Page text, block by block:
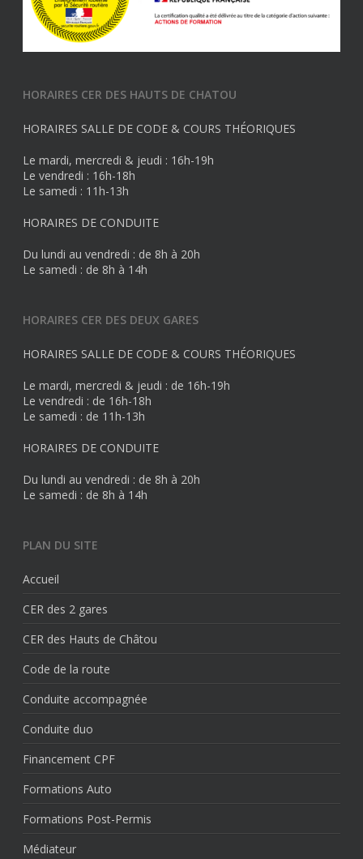
HORAIRES CER DES HAUTS DE CHATOU
HORAIRES SALLE DE CODE & COURS THÉORIQUES
Le mardi, mercredi & jeudi : 16h-19h
Le vendredi : 16h-18h
Le samedi : 11h-13h
HORAIRES DE CONDUITE
Du lundi au vendredi : de 8h à 20h
Le samedi : de 8h à 14h
HORAIRES CER DES DEUX GARES
HORAIRES SALLE DE CODE & COURS THÉORIQUES
Le mardi, mercredi & jeudi : de 16h-19h
Le vendredi : de 16h-18h
Le samedi : de 11h-13h
HORAIRES DE CONDUITE
Du lundi au vendredi : de 8h à 20h
Le samedi : de 8h à 14h
PLAN DU SITE
Accueil
CER des 2 gares
CER des Hauts de Châtou
Code de la route
Conduite accompagnée
Conduite duo
Financement CPF
Formations Auto
Formations Post-Permis
Médiateur